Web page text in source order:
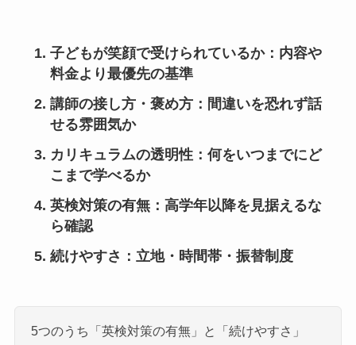
子どもが笑顔で受けられているか：内容や
料金より最優先の基準
講師の接し方・褒め方：間違いを恐れず話
せる雰囲気か
カリキュラムの透明性：何をいつまでにど
こまで学べるか
英検対策の有無：高学年以降を見据えるな
ら確認
続けやすさ ：立地・時間帯・振替制度
5つのうち「英検対策の有無」と「続けやすさ」